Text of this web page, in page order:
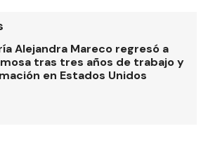
Alejandra Mareco regresó a
tras tres años de trabajo y
en Estados Unidos